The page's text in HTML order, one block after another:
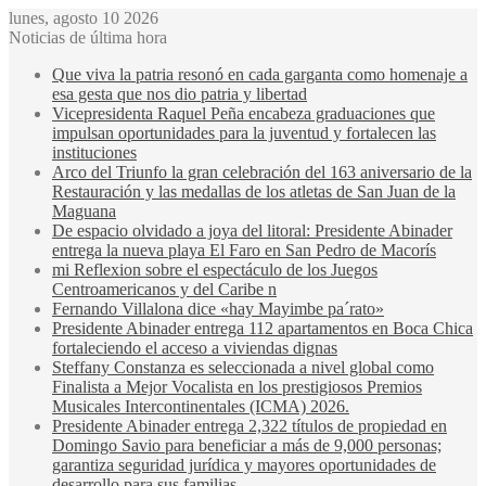
lunes, agosto 10 2026
Noticias de última hora
Que viva la patria resonó en cada garganta como homenaje a
esa gesta que nos dio patria y libertad
Vicepresidenta Raquel Peña encabeza graduaciones que
impulsan oportunidades para la juventud y fortalecen las
instituciones
Arco del Triunfo la gran celebración del 163 aniversario de la
Restauración y las medallas de los atletas de San Juan de la
Maguana
De espacio olvidado a joya del litoral: Presidente Abinader
entrega la nueva playa El Faro en San Pedro de Macorís
mi Reflexion sobre el espectáculo de los Juegos
Centroamericanos y del Caribe n
Fernando Villalona dice «hay Mayimbe pa´rato»
Presidente Abinader entrega 112 apartamentos en Boca Chica
fortaleciendo el acceso a viviendas dignas
Steffany Constanza es seleccionada a nivel global como
Finalista a Mejor Vocalista en los prestigiosos Premios
Musicales Intercontinentales (ICMA) 2026.
Presidente Abinader entrega 2,322 títulos de propiedad en
Domingo Savio para beneficiar a más de 9,000 personas;
garantiza seguridad jurídica y mayores oportunidades de